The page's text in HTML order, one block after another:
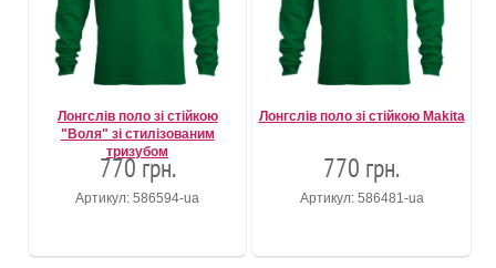
Лонгслів поло зі стійкою
"Воля" зі стилізованим
тризубом
770 грн.
Артикул: 586594-ua
Лонгслів поло зі стійкою Makita
770 грн.
Артикул: 586481-ua